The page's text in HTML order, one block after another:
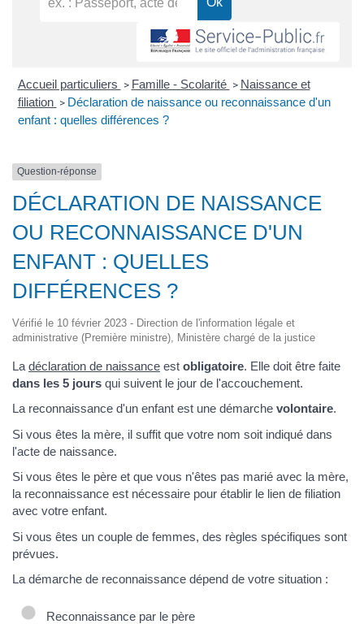
Accueil particuliers > Famille - Scolarité > Naissance et
filiation > Déclaration de naissance ou reconnaissance d'un
enfant : quelles différences ?
Question-réponse
DÉCLARATION DE NAISSANCE
OU RECONNAISSANCE D'UN
ENFANT : QUELLES
DIFFÉRENCES ?
Vérifié le 10 février 2023 - Direction de l'information légale et
administrative (Première ministre), Ministère chargé de la justice
La déclaration de naissance est obligatoire. Elle doit être faite
dans les 5 jours qui suivent le jour de l'accouchement.
La reconnaissance d'un enfant est une démarche volontaire.
Si vous êtes la mère, il suffit que votre nom soit indiqué dans
l'acte de naissance.
Si vous êtes le père et que vous n'êtes pas marié avec la mère,
la reconnaissance est nécessaire pour établir le lien de filiation
avec votre enfant.
Si vous êtes un couple de femmes, des règles spécifiques sont
prévues.
La démarche de reconnaissance dépend de votre situation :
Reconnaissance par le père